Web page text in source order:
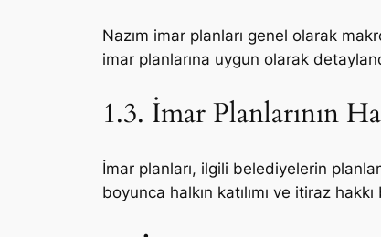
Nazım imar planları genel olarak
imar planlarına uygun olarak
1.3. İmar Planlarının
İmar planları, ilgili belediyelerin
boyunca halkın katılımı ve itiraz